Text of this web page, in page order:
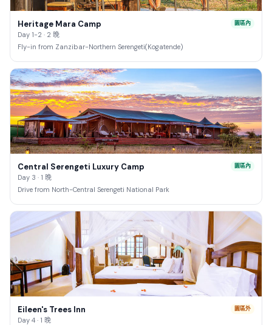
Heritage Mara Camp
Day 1-2 · 2 晚
Fly-in from Zanzibar-Northern Serengeti(Kogatende)
園區內
Central Serengeti Luxury Camp
Day 3 · 1 晚
Drive from North-Central Serengeti National Park
園區內
Eileen's Trees Inn
Day 4 · 1 晚
園區外